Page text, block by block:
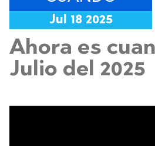
Jul 18 2025
Ahora es
Julio del 2025